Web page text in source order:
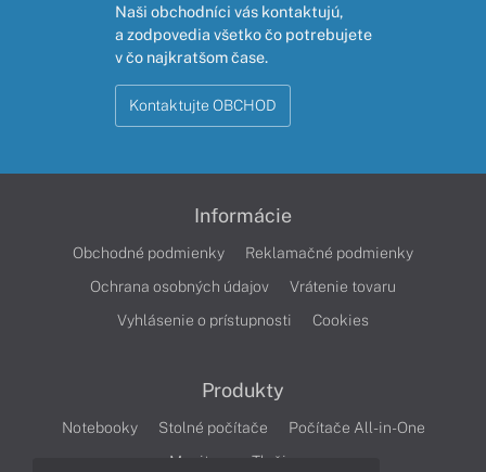
Naši obchodníci vás kontaktujú,
a zodpovedia všetko čo potrebujete
v čo najkratšom čase.
Kontaktujte OBCHOD
Informácie
Obchodné podmienky
Reklamačné podmienky
Ochrana osobných údajov
Vrátenie tovaru
Vyhlásenie o prístupnosti
Cookies
Produkty
Notebooky Stolné počítače
Počítače All-in-One
Monitory
Tlačiarne